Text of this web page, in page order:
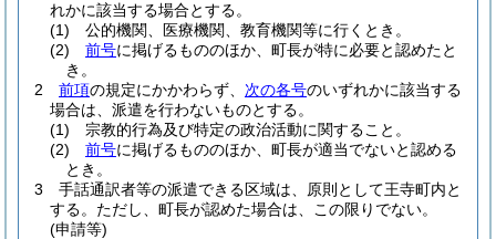
れかに該当する場合とする。
(1)
公的機関、医療機関、教育機関等に行くとき。
(2)
前号に掲げるもののほか、町長が特に必要と認めたと
き。
2
前項の規定にかかわらず、 次の各号のいずれかに該当する
場合は、派遣を行わないものとする。
(1)
宗教的行為及び特定の政治活動に関すること。
(2)
前号に掲げるもののほか、町長が適当でないと認める
とき。
3
手話通訳者等の派遣できる区域は、原則として王寺町内と
する。 ただし、町長が認めた場合は、この限りでない。
(申請等)